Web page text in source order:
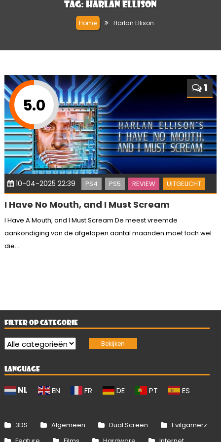
Tag: Harlan Ellison
Home Harlan Ellison
5.0
1
10-04-2025 22:39 PS4 PS5 REVIEW UITGELICHT
I Have No Mouth, and I Must Scream
I Have A Mouth, and I Must Scream De meest vreemde
aankondiging van de afgelopen aantal maanden moet toch wel
die...
FILTER OP CATEGORIE
LANGUAGE
NL EN FR DE PT ES
3DS Algemeen Dual Screen
Evilgamerz